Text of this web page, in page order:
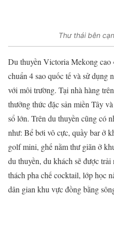
Thư thái bên
Du thuyền Victoria Mekong cao
chuẩn 4 sao quốc tế và sử dụng
với môi trường. Tại nhà hàng
thưởng thức đặc sản miền Tây
sổ lớn. Trên du thuyền cũng có
như: Bể bơi vô cực, quầy bar ở
golf mini, ghế nằm thư giãn ở
du thuyền, du khách sẽ được
thách pha chế cocktail, lớp học
dân gian khu vực đồng bằng